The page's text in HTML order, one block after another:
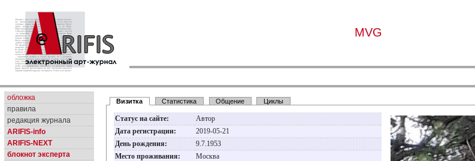
MVG
обложка
правила
редакция журнала
ARIFIS-info
ARIFIS-NEXT
блокнот эксперта
Визитка Статистика Общение Циклы
Статус на сайте:
Автор
Дата регистрации:
2019-05-21
День рождения:
9.7.1953
Место проживания:
Москва